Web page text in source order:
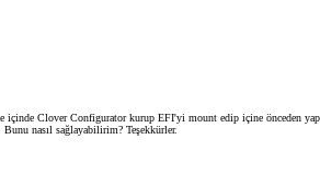
Clover Configurator kurup EFI'yi mount edip içine önceden
nasıl sağlayabilirim? Teşekkürler.